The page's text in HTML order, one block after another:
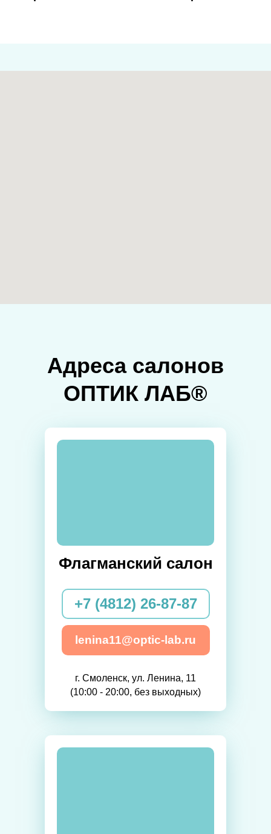
Адреса салонов
ОПТИК ЛАБ®
г. Смоленск, ул. Ленина, 11
(10:00 - 20:00, без выходных)
Флагманский салон
+7 (4812) 26-87-87
lenina11@optic-lab.ru